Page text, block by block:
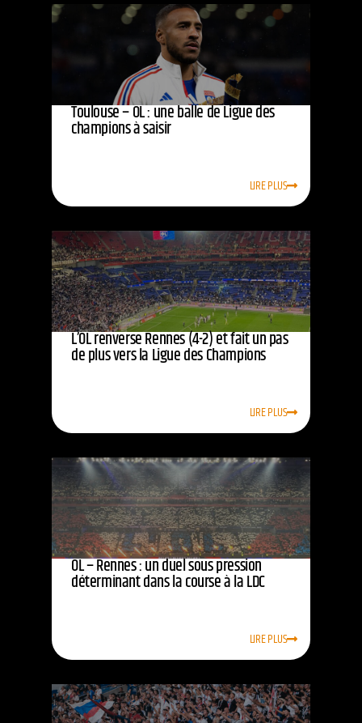
Toulouse – OL : une balle de Ligue des
champions à saisir
LIRE PLUS
L’OL renverse Rennes (4-2) et fait un pas
de plus vers la Ligue des Champions
LIRE PLUS
OL – Rennes : un duel sous pression
déterminant dans la course à la LDC
LIRE PLUS